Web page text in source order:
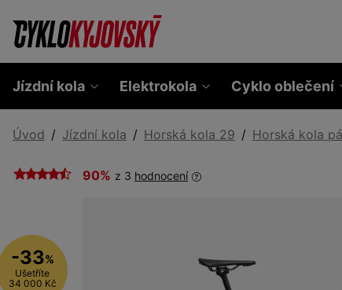
Jízdní kola Elektrokola Cyklo oblečení
Úvod Jízdní kola Horská kola 29 Horská kola
90% z 3 hodnocení
-33%
Ušetříte
34 000 Kč